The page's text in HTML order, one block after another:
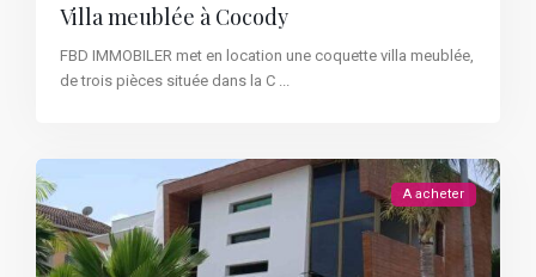
Villa meublée à Cocody
FBD IMMOBILER met en location une coquette villa meublée,
de trois pièces située dans la C
A acheter